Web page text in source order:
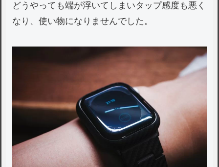
どうやっても端が浮いてしまいタップ感度も悪く
なり、使い物になりませんでした。